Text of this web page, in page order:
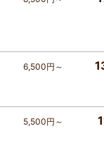
6,500円～
5,500円～